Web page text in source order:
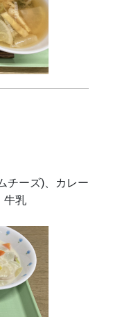
チーズ)、カレー
牛乳